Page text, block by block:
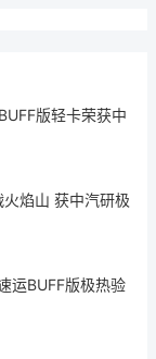
版轻卡荣获中
火焰山 获中汽研极
运BUFF版极热验